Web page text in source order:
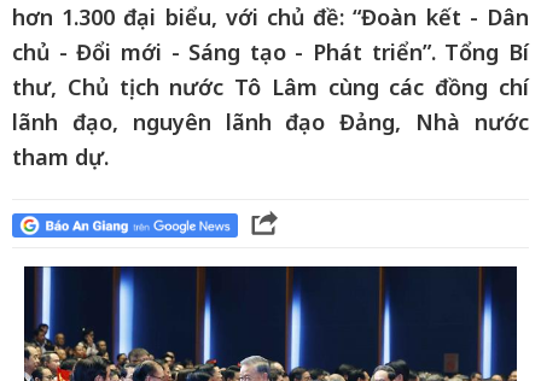
hơn 1.300 đại biểu, với chủ đề: “Đoàn kết - Dân
chủ - Đổi mới - Sáng tạo - Phát triển”. Tổng Bí
thư, Chủ tịch nước Tô Lâm cùng các đồng chí
lãnh đạo, nguyên lãnh đạo Đảng, Nhà nước
tham dự.